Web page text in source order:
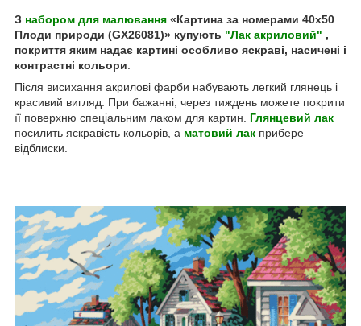
З набором для малювання «Картина за номерами 40х50
Плоди природи (GX26081)» купують "Лак акриловий" ,
покриття яким надає картині особливо яскраві, насичені і
контрастні кольори
Після висихання акрилові фарби набувають легкий глянець і
красивий вигляд. При бажанні, через тиждень можете покрити
її поверхню спеціальним лаком для картин. Глянцевий лак
посилить яскравість кольорів, а матовий лак прибере
відблиски.